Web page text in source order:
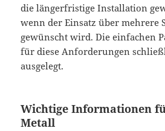
die längerfristige Installation
wenn der Einsatz über mehrere
gewünscht wird. Die einfachen
für diese Anforderungen
ausgelegt.
Wichtige Informationen
Metall